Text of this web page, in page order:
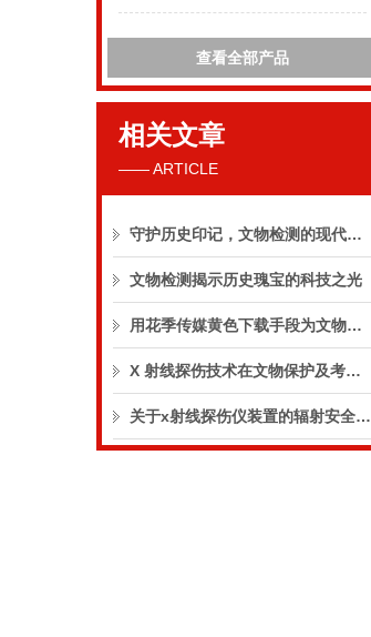
查看全部产品
相关文章
—— ARTICLE
守护历史印记，文物检测的现代探索
文物检测揭示历史瑰宝的科技之光
用花季传媒黄色下载手段为文物考古研究助力！
X 射线探伤技术在文物保护及考古绘图中的应用
关于x射线探伤仪装置的辐射安全要求